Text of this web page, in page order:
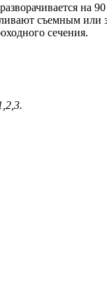
на
съемным
сечения.